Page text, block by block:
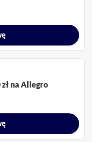
na Allegro